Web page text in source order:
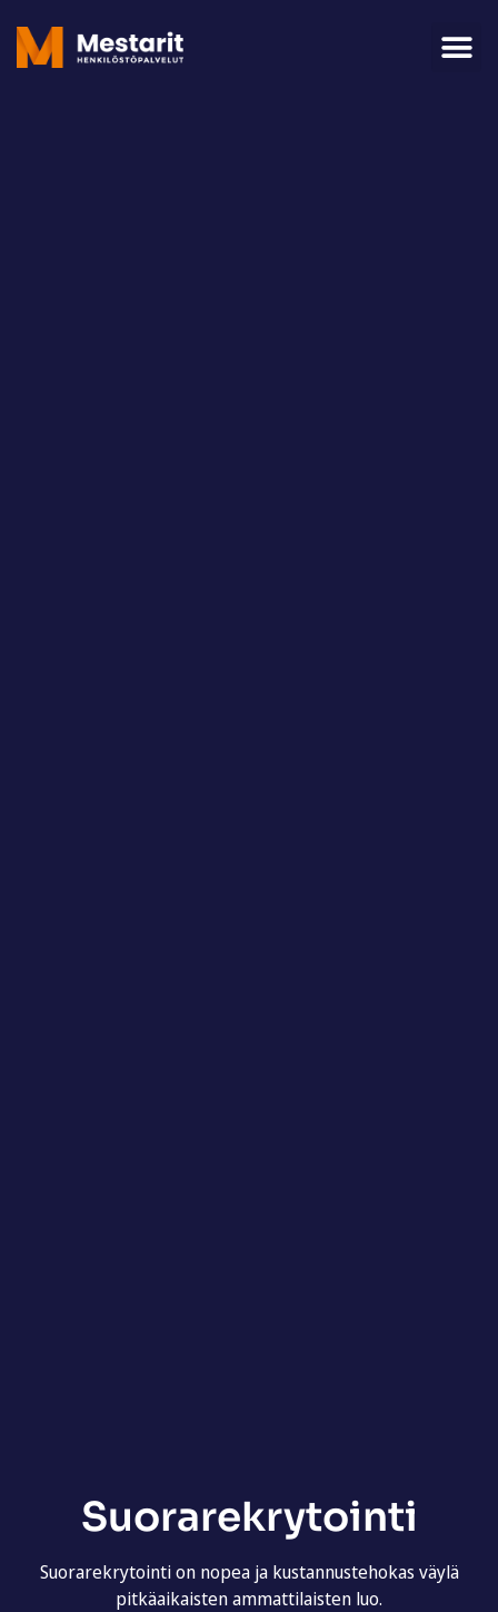
Suorarekrytointi
Suorarekrytointi on nopea ja kustannustehokas väylä
pitkäaikaisten ammattilaisten luo.